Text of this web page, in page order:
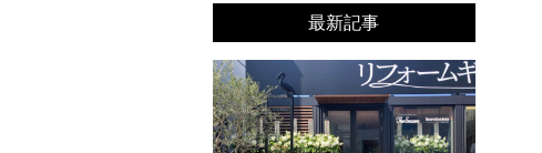
最新記事